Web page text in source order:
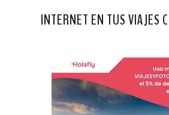
INTERNET EN TUS VIAJES